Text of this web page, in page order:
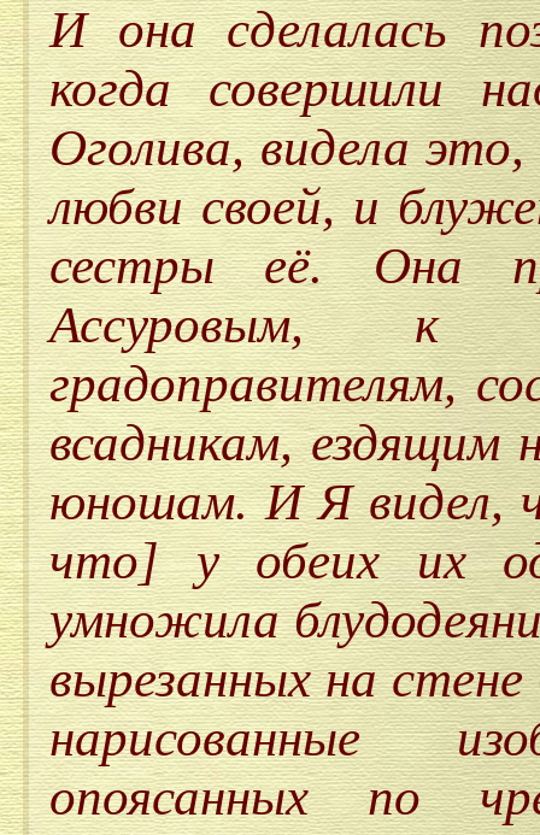
И она сделалась
когда совершили
Оголива, видела
любви своей, и
сестры её. Она
Ассуровым, к
градоправителям,
всадникам, ездящим
юношам. И Я видел,
что] у обеих их
умножила
вырезанных на стене
нарисованные
опоясанных по